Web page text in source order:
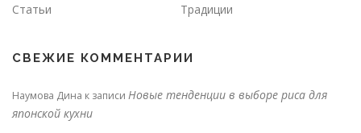
Статьи
Традиции
СВЕЖИЕ КОММЕНТАРИИ
Наумова Дина к записи Новые тенденции в выборе риса для
японской кухни